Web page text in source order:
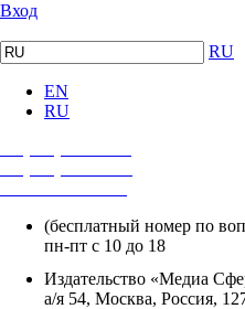
Вход
RU
EN
RU
(бесплатный номер по
пн-пт с 10 до 18
Издательство «Медиа
а/я 54, Москва, Россия,